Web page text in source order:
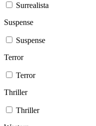
Surrealista
Suspense
Suspense
Terror
Terror
Thriller
Thriller